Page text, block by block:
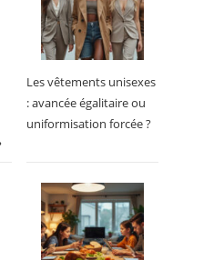
Les vêtements unisexes
: avancée égalitaire ou
uniformisation forcée ?